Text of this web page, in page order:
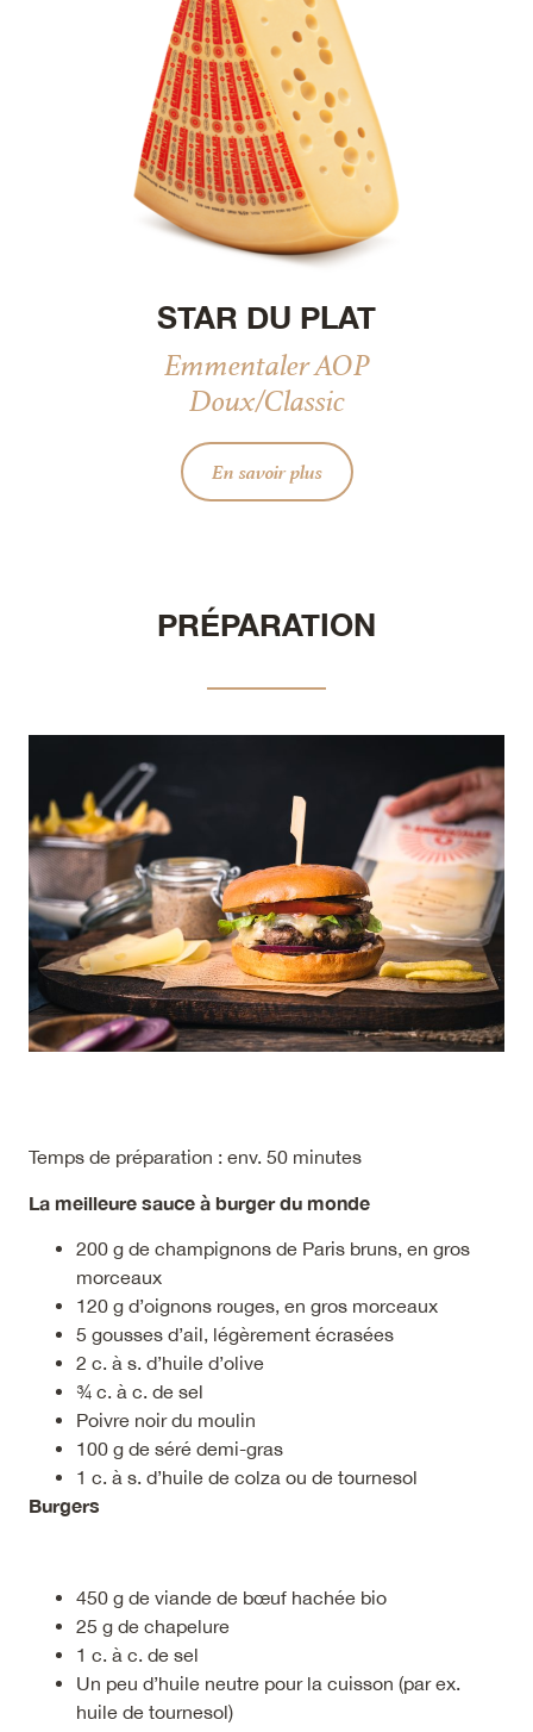
STAR DU PLAT
Emmentaler AOP
Doux/Classic
En savoir plus
PRÉPARATION
Temps de préparation : env. 50 minutes
La meilleure sauce à burger du monde
200 g de champignons de Paris bruns, en gros
morceaux
120 g d’oignons rouges, en gros morceaux
5 gousses d’ail, légèrement écrasées
2 c. à s. d’huile d’olive
¾ c. à c. de sel
Poivre noir du moulin
100 g de séré demi-gras
1 c. à s. d’huile de colza ou de tournesol
Burgers
450 g de viande de bœuf hachée bio
25 g de chapelure
1 c. à c. de sel
Un peu d’huile neutre pour la cuisson (par ex.
huile de tournesol)